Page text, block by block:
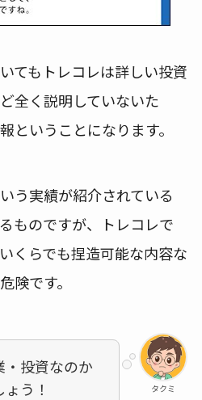
てもトレコレは詳しい投資
全く説明していないた
ということになります。
う実績が紹介されている
ものですが、トレコレで
くらでも捏造可能な内容な
険です。
タクミ
投資なのか
う！